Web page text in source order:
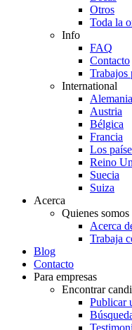
Otros
Toda la
Info
FAQ
Contacto
Trabajos
International
Alemania
Austria
Bélgica
Francia
Los
Reino
Suecia
Suiza
Acerca
Quienes somos
Acerca
Trabaja
Blog
Contacto
Para empresas
Encontrar
Publicar